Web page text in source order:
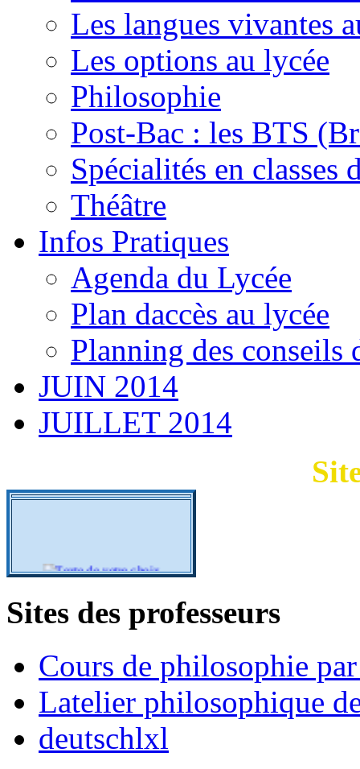
Les langues vivantes
Les options au lycée
Philosophie
Post-Bac : les BTS
Spécialités en classes
Théâtre
Infos Pratiques
Agenda du Lycée
Plan daccès au lycée
Planning des conseils
JUIN 2014
JUILLET 2014
Sites des professeurs
Cours de philosophie
Latelier philosophique
deutschlxl